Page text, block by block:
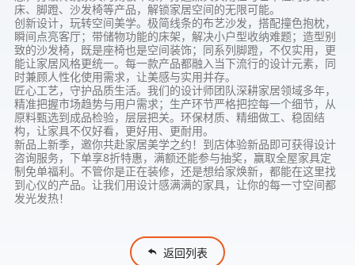
床、脚蹬、沙发椅等产品，解锁家居空间的无限可能。
创新设计，玩转空间美学。极简线条的布艺沙发，搭配撞色抱枕，
瞬间点亮客厅；带储物功能的床架，解决小户型收纳难题；造型别
致的沙发椅，既是座椅也是空间装饰；同系列脚蹬，不仅实用，更
能让家居风格更统一。每一款产品都融入当下流行的设计元素，同
时兼顾人性化使用需求，让美感与实用并存。
匠心工艺，守护品质生活。我们的设计师团队深耕家居领域多年，
精准把握市场趋势与用户需求；生产环节严格把控每一个细节，从
原料甄选到成品检验，层层把关。环保材质、精细做工、稳固结
构，让家具不仅好看，更好用、更耐用。
新品上新季，邀你共赴家居美学之约！到店体验新品即可获得设计
咨询服务，下单享8折特惠，满额还能参与抽奖，赢取全屋家具定
制免单福利。不管你是正在装修，还是想给家焕新，都能在这里找
到心仪的产品。让我们用设计感满满的家具，让你的每一寸空间都
发光发热！
返回列表